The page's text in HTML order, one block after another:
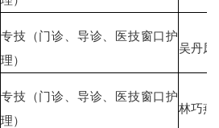
专技（门诊、导诊、医技窗口护
理）
吴丹凤
专技（门诊、导诊、医技窗口护
理）
林巧燕